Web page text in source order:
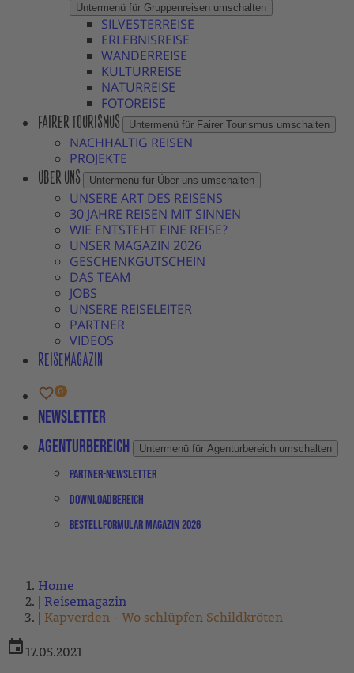
Untermenü für Gruppenreisen umschalten
SILVESTERREISE
ERLEBNISREISE
WANDERREISE
KULTURREISE
NATURREISE
FOTOREISE
FAIRER TOURISMUS Untermenü für Fairer Tourismus umschalten
NACHHALTIG REISEN
PROJEKTE
ÜBER UNS Untermenü für Über uns umschalten
UNSERE ART DES REISENS
30 JAHRE REISEN MIT SINNEN
WIE ENTSTEHT EINE REISE?
UNSER MAGAZIN 2026
GESCHENKGUTSCHEIN
DAS TEAM
JOBS
UNSERE REISELEITER
PARTNER
VIDEOS
REISEMAGAZIN
Newsletter
Agenturbereich
Untermenü für Agenturbereich umschalten
Partner-Newsletter
Downloadbereich
Bestellformular Magazin 2026
Home
Reisemagazin
Kapverden - Wo schlüpfen Schildkröten
17.05.2021